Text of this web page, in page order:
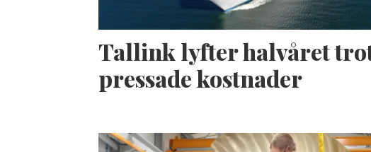
Tallink lyfter halvåret
pressade kostnader